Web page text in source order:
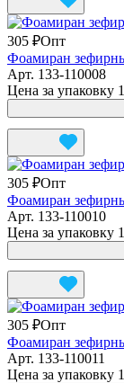
305 ₽Опт
Фоамиран
Арт. 133-110008
Цена за упаковку
305 ₽Опт
Фоамиран
Арт. 133-110010
Цена за упаковку
305 ₽Опт
Фоамиран
Арт. 133-110011
Цена за упаковку